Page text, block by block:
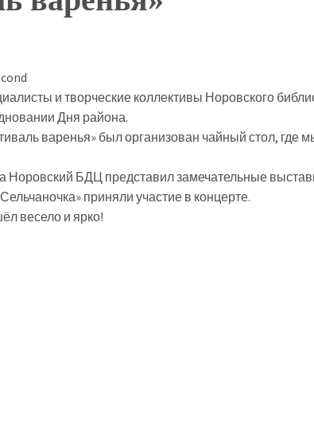
и творческие коллективы Норовского
Дня района.
варенья» был организован чайный стол, где
Норовский БДЦ представил замечательные
приняли участие в концерте.
весело и ярко!